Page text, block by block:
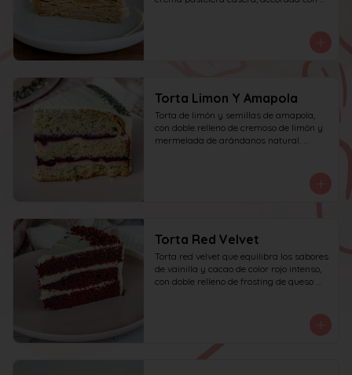
Torta Limon Y Amapola
Torta de limón y semillas de amapola,
con doble relleno de cremoso de limón y
mermelada de arándanos natural.
Torta Red Velvet
Torta red velvet que equilibra los sabores
de vainilla y cacao de color rojo intenso,
con doble relleno de frosting de queso